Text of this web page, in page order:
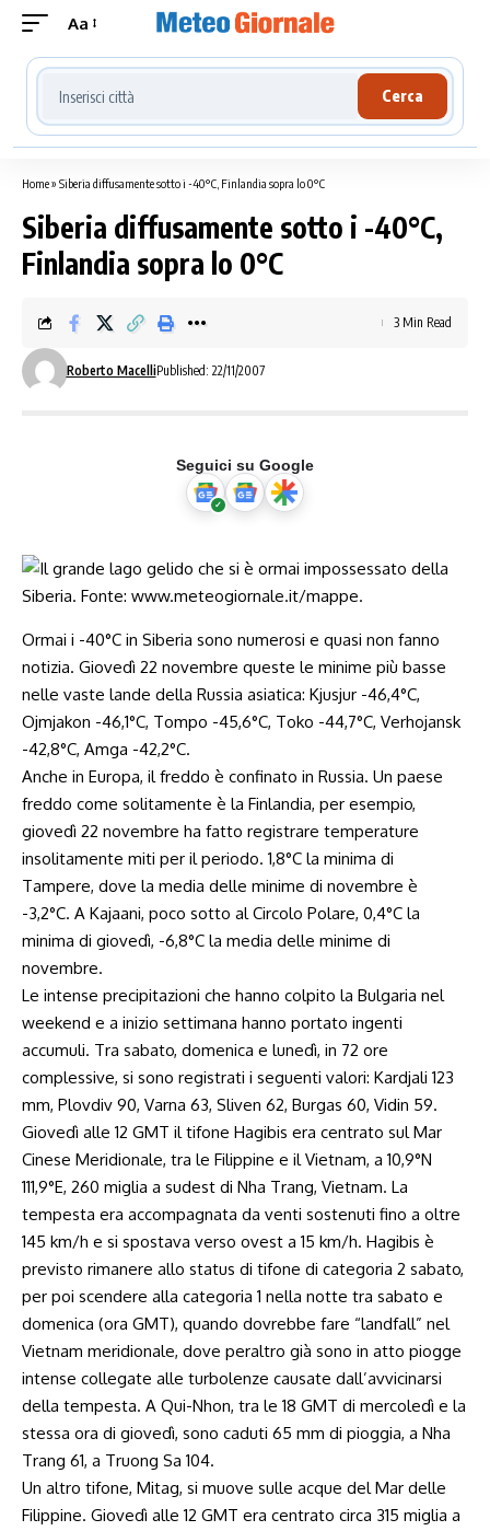
Aa
Cerca località meteo
Cerca
Home» Siberia diffusamente sotto i -40°C, Finlandia sopra lo 0°C
Siberia diffusamente sotto i -40°C,
Finlandia sopra lo 0°C
Roberto MacelliPublished: 22/11/2007
3 Min Read
Seguici su Google
Ormai i -40°C in Siberia sono numerosi e quasi non fanno
notizia. Giovedì 22 novembre queste le minime più basse
nelle vaste lande della Russia asiatica: Kjusjur -46,4°C,
Ojmjakon -46,1°C, Tompo -45,6°C, Toko -44,7°C, Verhojansk
-42,8°C, Amga -42,2°C.
Anche in Europa, il freddo è confinato in Russia. Un paese
freddo come solitamente è la Finlandia, per esempio,
giovedì 22 novembre ha fatto registrare temperature
insolitamente miti per il periodo. 1,8°C la minima di
Tampere, dove la media delle minime di novembre è
-3,2°C. A Kajaani, poco sotto al Circolo Polare, 0,4°C la
minima di giovedì, -6,8°C la media delle minime di
novembre.
Le intense precipitazioni che hanno colpito la Bulgaria nel
weekend e a inizio settimana hanno portato ingenti
accumuli. Tra sabato, domenica e lunedì, in 72 ore
complessive, si sono registrati i seguenti valori: Kardjali 123
mm, Plovdiv 90, Varna 63, Sliven 62, Burgas 60, Vidin 59.
Giovedì alle 12 GMT il tifone Hagibis era centrato sul Mar
Cinese Meridionale, tra le Filippine e il Vietnam, a 10,9°N
111,9°E, 260 miglia a sudest di Nha Trang, Vietnam. La
tempesta era accompagnata da venti sostenuti fino a oltre
145 km/h e si spostava verso ovest a 15 km/h. Hagibis è
previsto rimanere allo status di tifone di categoria 2 sabato,
per poi scendere alla categoria 1 nella notte tra sabato e
domenica (ora GMT), quando dovrebbe fare “landfall” nel
Vietnam meridionale, dove peraltro già sono in atto piogge
intense collegate alle turbolenze causate dall’avvicinarsi
della tempesta. A Qui-Nhon, tra le 18 GMT di mercoledì e la
stessa ora di giovedì, sono caduti 65 mm di pioggia, a Nha
Trang 61, a Truong Sa 104.
Un altro tifone, Mitag, si muove sulle acque del Mar delle
Filippine. Giovedì alle 12 GMT era centrato circa 315 miglia a